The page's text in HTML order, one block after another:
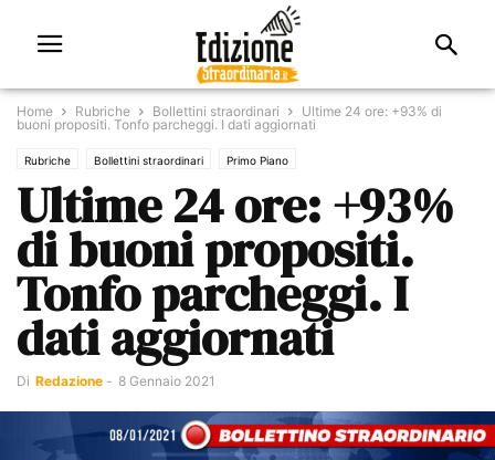
Home Rubriche Bollettini straordinari
Ultime 24 ore: +93% di
buoni propositi. Tonfo parcheggi. I dati aggiornati
Rubriche Bollettini straordinari Primo Piano
Ultime 24 ore: +93%
di buoni propositi.
Tonfo parcheggi. I
dati aggiornati
Di Redazione - 8 Gennaio 2021